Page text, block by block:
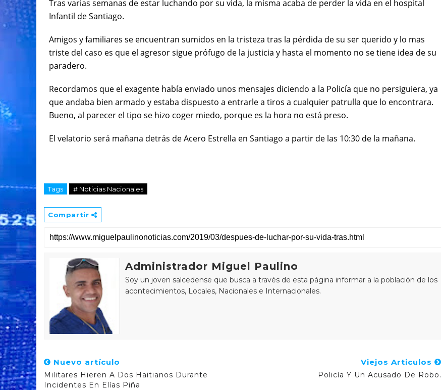
Tras varias semanas de estar luchando por su vida, la misma acaba de perder la vida en el hospital
Infantil de Santiago.
Amigos y familiares se encuentran sumidos en la tristeza tras la pérdida de su ser querido y lo mas
triste del caso es que el agresor sigue prófugo de la justicia y hasta el momento no se tiene idea de su
paradero.
Recordamos que el exagente había enviado unos mensajes diciendo a la Policía que no persiguiera, ya
que andaba bien armado y estaba dispuesto a entrarle a tiros a cualquier patrulla que lo encontrara.
Bueno, al parecer el tipo se hizo coger miedo, porque es la hora no está preso.
El velatorio será mañana detrás de Acero Estrella en Santiago a partir de las 10:30 de la mañana.
Tags # Noticias Nacionales
Compartir
Administrador Miguel Paulino
Soy un joven salcedense que busca a través de esta página informar a la población de los
acontecimientos, Locales, Nacionales e Internacionales.
Nuevo artículo
Militares Hieren A Dos Haitianos Durante
Incidentes En Elías Piña
Viejos Articulos
Policía Y Un Acusado De Robo.